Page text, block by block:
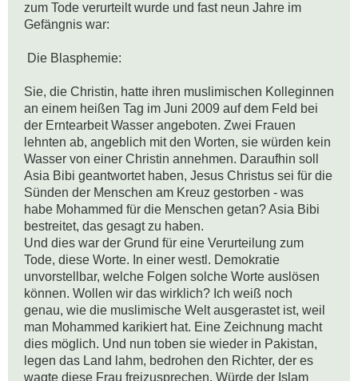
zum Tode verurteilt wurde und fast neun Jahre im
Gefängnis war:
Sie, die Christin, hatte ihren muslimischen Kolleginnen
an einem heißen Tag im Juni 2009 auf dem Feld bei
der Erntearbeit Wasser angeboten. Zwei Frauen
lehnten ab, angeblich mit den Worten, sie würden kein
Wasser von einer Christin annehmen. Daraufhin soll
Asia Bibi geantwortet haben, Jesus Christus sei für die
Sünden der Menschen am Kreuz gestorben - was
habe Mohammed für die Menschen getan? Asia Bibi
bestreitet, das gesagt zu haben.
Und dies war der Grund für eine Verurteilung zum
Tode, diese Worte. In einer westl. Demokratie
unvorstellbar, welche Folgen solche Worte auslösen
können. Wollen wir das wirklich? Ich weiß noch
genau, wie die muslimische Welt ausgerastet ist, weil
man Mohammed karikiert hat. Eine Zeichnung macht
dies möglich. Und nun toben sie wieder in Pakistan,
legen das Land lahm, bedrohen den Richter, der es
wagte diese Frau freizusprechen. Würde der Islam